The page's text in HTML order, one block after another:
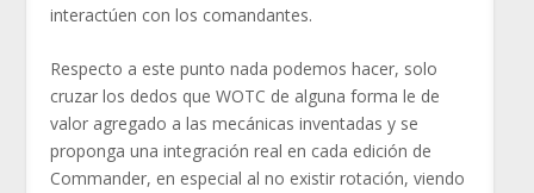
interactúen con los comandantes.
Respecto a este punto nada podemos hacer, solo
cruzar los dedos que WOTC de alguna forma le de
valor agregado a las mecánicas inventadas y se
proponga una integración real en cada edición de
Commander, en especial al no existir rotación, viendo